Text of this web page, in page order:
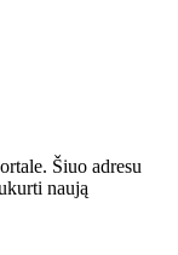
Šiuo adresu
naują